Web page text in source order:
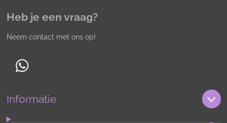
Heb je een vraag?
Neem contact met ons op!
W
a
Informatie